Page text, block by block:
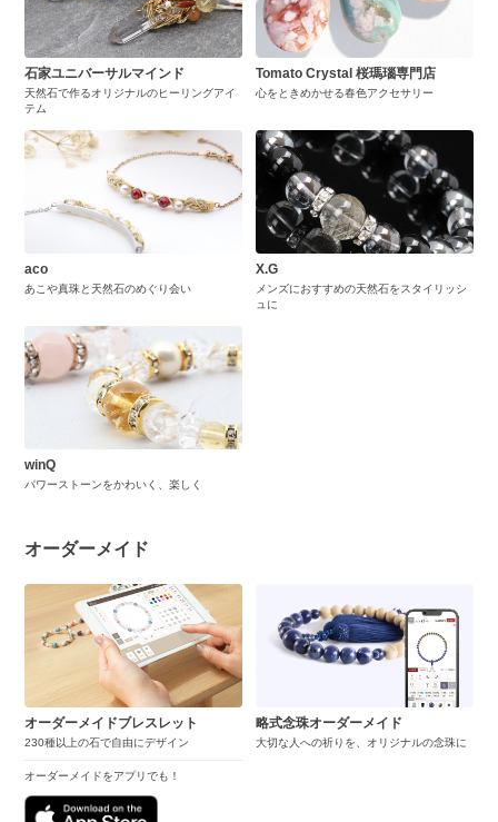
石家ユニバーサルマインド
天然石で作るオリジナルのヒーリングアイ
テム
Tomato Crystal 桜瑪瑙専門店
心をときめかせる春色アクセサリー
aco
あこや真珠と天然石のめぐり会い
X.G
メンズにおすすめの天然石をスタイリッシ
ュに
winQ
パワーストーンをかわいく、楽しく
オーダーメイド
オーダーメイドブレスレット
230種以上の石で自由にデザイン
オーダーメイドをアプリでも！
略式念珠オーダーメイド
大切な人への祈りを、オリジナルの念珠に